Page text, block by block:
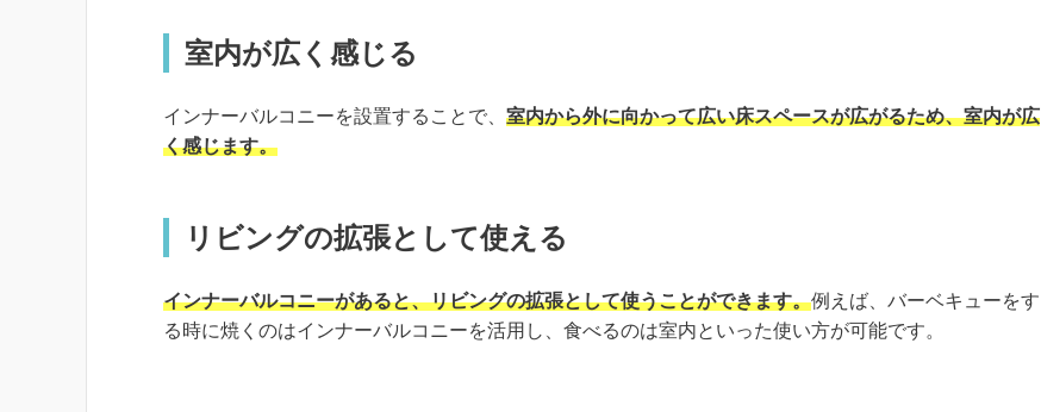
室内が広く感じる
インナーバルコニーを設置することで、 室内から外に向かって広い床スペースが広がるため、室内が広
く感じます。
リビングの拡張として使える
インナーバルコニーがあると、リビングの拡張として使うことができます。例えば、バーベキューをす
る時に焼くのはインナーバルコニーを活用し、食べるのは室内といった使い方が可能です。